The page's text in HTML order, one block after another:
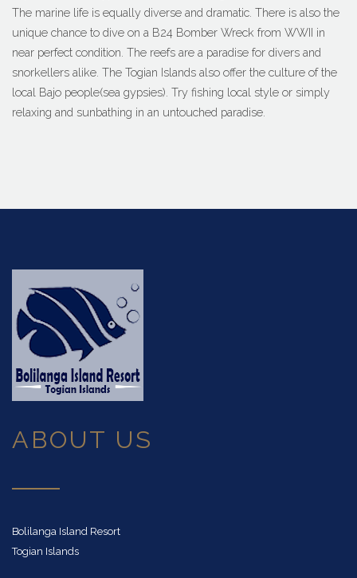
The marine life is equally diverse and dramatic. There is also the
unique chance to dive on a B24 Bomber Wreck from WWII in
near perfect condition. The reefs are a paradise for divers and
snorkellers alike. The Togian Islands also offer the culture of the
local Bajo people(sea gypsies). Try fishing local style or simply
relaxing and sunbathing in an untouched paradise.
ABOUT US
Bolilanga Island Resort
Togian Islands